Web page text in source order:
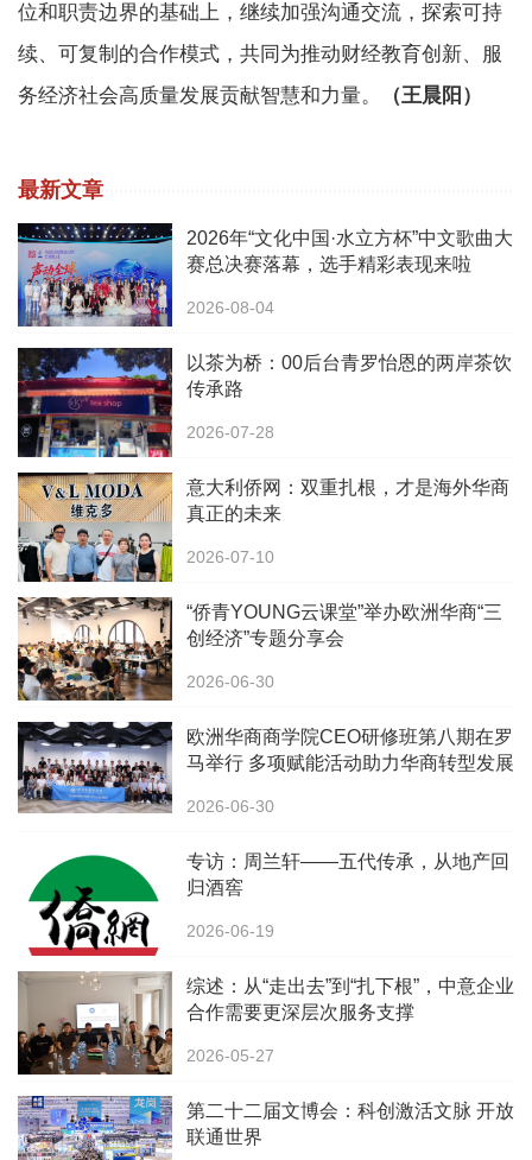
位和职责边界的基础上，继续加强沟通交流，探索可持
续、可复制的合作模式，共同为推动财经教育创新、服
务经济社会高质量发展贡献智慧和力量。
（王晨阳）
最新文章
2026年“文化中国·水立方杯”中文歌曲大
赛总决赛落幕，选手精彩表现来啦
2026-08-04
以茶为桥：00后台青罗怡恩的两岸茶饮
传承路
2026-07-28
意大利侨网：双重扎根，才是海外华商
真正的未来
2026-07-10
“侨青YOUNG云课堂”举办欧洲华商“三
创经济”专题分享会
2026-06-30
欧洲华商商学院CEO研修班第八期在罗
马举行 多项赋能活动助力华商转型发展
2026-06-30
专访：周兰轩——五代传承，从地产回
归酒窖
2026-06-19
综述：从“走出去”到“扎下根”，中意企业
合作需要更深层次服务支撑
2026-05-27
第二十二届文博会：科创激活文脉 开放
联通世界